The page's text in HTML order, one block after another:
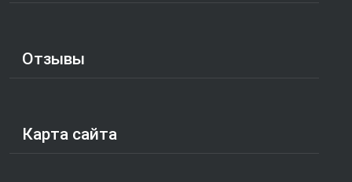
Отзывы
Карта сайта